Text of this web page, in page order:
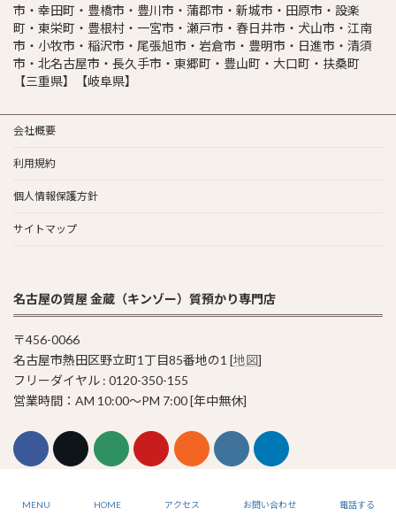
市・幸田町・豊橋市・豊川市・蒲郡市・新城市・田原市・設楽
町・東栄町・豊根村・一宮市・瀬戸市・春日井市・犬山市・江南
市・小牧市・稲沢市・尾張旭市・岩倉市・豊明市・日進市・清須
市・北名古屋市・長久手市・東郷町・豊山町・大口町・扶桑町
【三重県】【岐阜県】
会社概要
利用規約
個人情報保護方針
サイトマップ
名古屋の質屋 金蔵（キンゾー）質預かり専門店
〒456-0066
名古屋市熱田区野立町1丁目85番地の1 [地図]
フリーダイヤル : 0120-350-155
営業時間：AM 10:00〜PM 7:00 [年中無休]
MENU HOME アクセス お問い合わせ 電話する